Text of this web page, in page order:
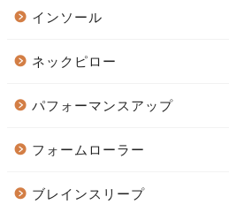
インソール
ネックピロー
パフォーマンスアップ
フォームローラー
ブレインスリープ